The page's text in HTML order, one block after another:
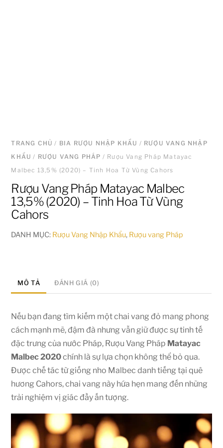
TRANG CHỦ / BIA RƯỢU NHẬP KHẨU / RƯỢU VANG NHẬP
KHẨU / RƯỢU VANG PHÁP / Rượu Vang Pháp Matayac
Malbec 13,5% (2020) – Tinh Hoa Từ Vùng Cahors
Rượu Vang Pháp Matayac Malbec
13,5% (2020) – Tinh Hoa Từ Vùng
Cahors
DANH MỤC: Rượu Vang Nhập Khẩu, Rượu vang Pháp
MÔ TẢ ĐÁNH GIÁ (0)
Nếu bạn đang tìm kiếm một chai vang đỏ mang phong
cách mạnh mẽ, đậm đà nhưng vẫn giữ được sự tinh tế
đặc trưng của nước Pháp, Rượu Vang Pháp Matayac
Malbec 2020chính là sự lựa chọn không thể bỏ qua.
Được chế tác từ giống nho Malbec danh tiếng tại quê
hương Cahors, chai vang này hứa hẹn mang đến những
trải nghiệm vị giác đầy ấn tượng.